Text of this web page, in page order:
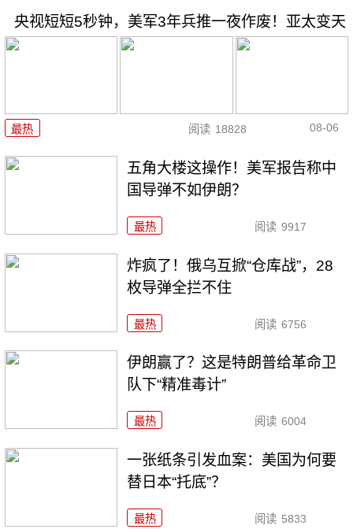
央视短短5秒钟，美军3年兵推一夜作废！亚太变天
最热 阅读 18828 08-06
五角大楼这操作！美军报告称中
国导弹不如伊朗？
最热 阅读 9917
炸疯了！俄乌互掀“仓库战”，28
枚导弹全拦不住
最热 阅读 6756
伊朗赢了？这是特朗普给革命卫
队下“精准毒计”
最热 阅读 6004
一张纸条引发血案：美国为何要
替日本“托底”？
最热 阅读 5833